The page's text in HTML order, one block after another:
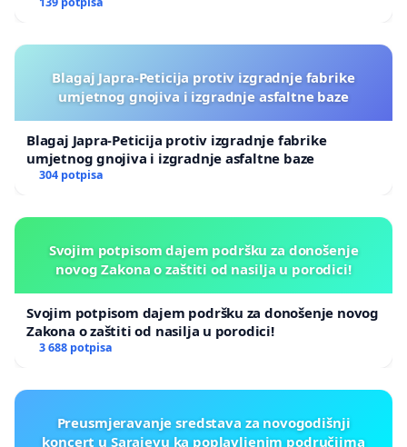
Blagaj Japra-Peticija protiv izgradnje fabrike
umjetnog gnojiva i izgradnje asfaltne baze
Blagaj Japra-Peticija protiv izgradnje fabrike
umjetnog gnojiva i izgradnje asfaltne baze
304 potpisa
Svojim potpisom dajem podršku za donošenje
novog Zakona o zaštiti od nasilja u porodici!
Svojim potpisom dajem podršku za donošenje novog
Zakona o zaštiti od nasilja u porodici!
3 688 potpisa
Preusmjeravanje sredstava za novogodišnji
koncert u Sarajevu ka poplavljenim područjima